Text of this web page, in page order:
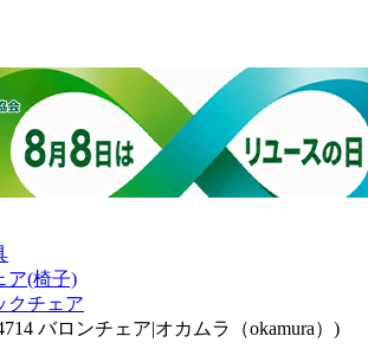
ア(椅子)
クチェア
バロンチェア|オカムラ（okamura）)